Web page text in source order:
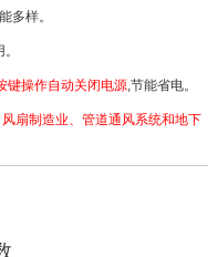
多样。
键操作自动关闭电源,节能省电。
扇制造业、管道通风系统和地下